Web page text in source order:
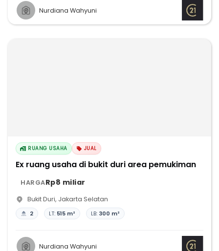
Nurdiana Wahyuni
RUANG USAHA JUAL
Ex ruang usaha di bukit duri area pemukiman
HARGARp8 miliar
Bukit Duri, Jakarta Selatan
2 LT: 515 m² LB: 300 m²
Nurdiana Wahyuni